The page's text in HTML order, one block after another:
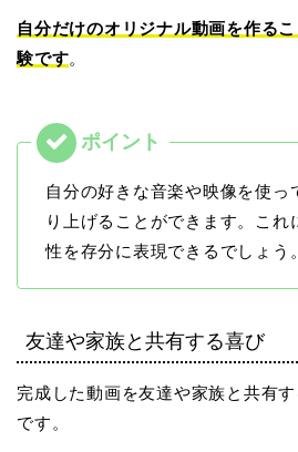
自分だけのオリジナル動画を作る
験です。
自分の好きな音楽や映像を使っ
り上げることができます。これ
性を存分に表現できるでしょう。
友達や家族と共有する喜び
完成した動画を友達や家族と共有
です。